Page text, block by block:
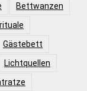
Bettwanzen
Gästebett
Lichtquellen